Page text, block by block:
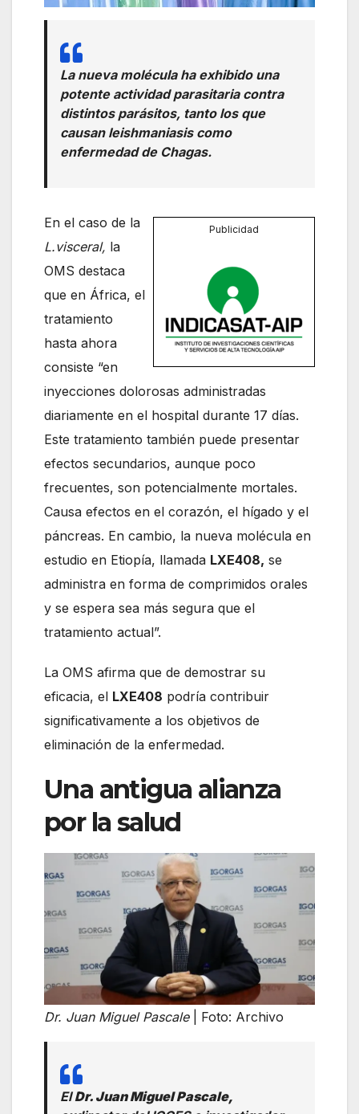
La nueva molécula ha exhibido una
potente actividad parasitaria contra
distintos parásitos, tanto los que
causan leishmaniasis como
enfermedad de Chagas.
Publicidad
En el caso de la
L.visceral, la
OMS destaca
que en África, el
tratamiento
hasta ahora
consiste “en
inyecciones dolorosas administradas
diariamente en el hospital durante 17 días.
Este tratamiento también puede presentar
efectos secundarios, aunque poco
frecuentes, son potencialmente mortales.
Causa efectos en el corazón, el hígado y el
páncreas. En cambio, la nueva molécula en
estudio en Etiopía, llamada LXE408, se
administra en forma de comprimidos orales
y se espera sea más segura que el
tratamiento actual”.
La OMS afirma que de demostrar su
eficacia, el LXE408 podría contribuir
significativamente a los objetivos de
eliminación de la enfermedad.
Una antigua alianza
por la salud
Dr. Juan Miguel Pascale | Foto: Archivo
ElDr. Juan Miguel Pascale,